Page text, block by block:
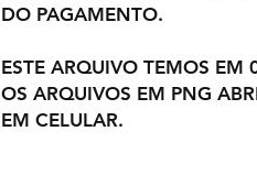
DO PAGAMENTO.
ESTE ARQUIVO TEMOS EM
OS ARQUIVOS EM PNG
EM CELULAR.